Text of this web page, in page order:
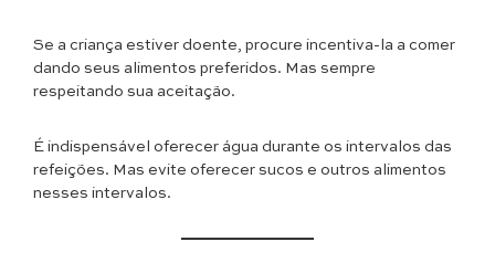
Se a criança estiver doente, procure incentiva-la a comer
dando seus alimentos preferidos. Mas sempre
respeitando sua aceitação.
É indispensável oferecer água durante os intervalos das
refeições. Mas evite oferecer sucos e outros alimentos
nesses intervalos.